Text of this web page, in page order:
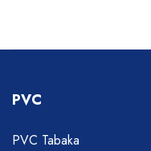
PVC
PVC Tabaka